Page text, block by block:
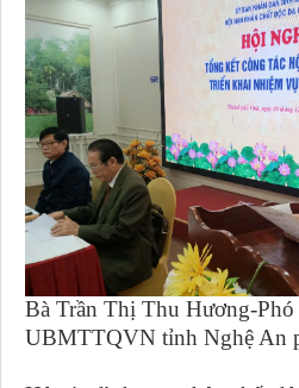
Bà Trần Thị Thu Hương-Phó
UBMTTQVN tỉnh Nghệ An